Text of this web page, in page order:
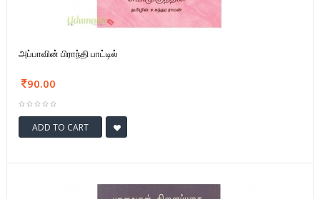
அப்பாவின் பிராந்தி பாட்டில்
90.00
ADD TO CART